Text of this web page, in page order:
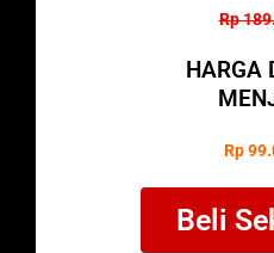
Rp
HARGA
Rp
Beli